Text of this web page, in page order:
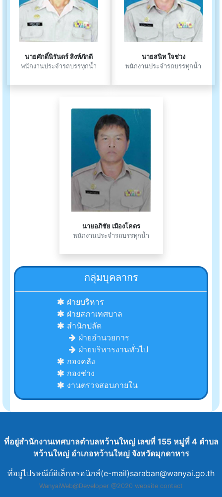
นายศักดิ์นิรันดร์ สิงห์ภักดี
พนักงานประจำรถบรรทุกน้ำ
นายสนิท ใจช่วง
พนักงานประจำรถบรรทุกน้ำ
นายอภิชัย เมืองโคตร
พนักงานประจำรถบรรทุกน้ำ
กลุ่มบุคลากร
ฝ่ายบริหาร
ฝ่ายสภาเทศบาล
สำนักปลัด
ฝ่ายอำนวยการ
ฝ่ายบริหารงานทั่วไป
กองคลัง
กองช่าง
งานตรวจสอบภายใน
ที่อยู่สำนักงานเทศบาลตำบลหว้านใหญ่ เลขที่ 155 หมู่ที่ 4 ตำบล
หว้านใหญ่ อำเภอหว้านใหญ่ จังหวัดมุกดาหาร
ที่อยู่ไปรษณีย์อิเล็กทรอนิกส์(e-mail)saraban@wanyai.go.th
WanyaiWeb@Developer @2020 website contact